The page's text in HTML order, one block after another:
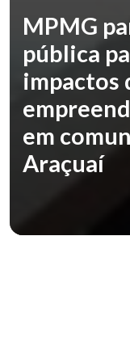
MPMG
pública
impactos
em
Araçuaí